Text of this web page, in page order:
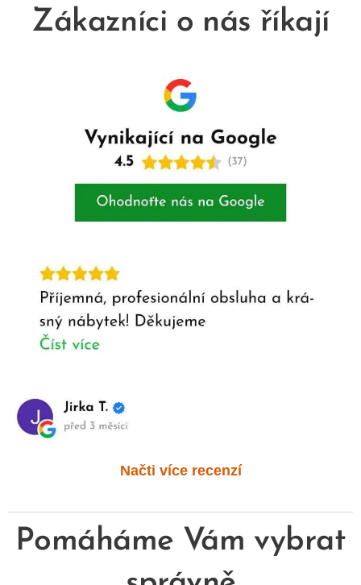
Zákazníci o nás říkají
Načti více recenzí
Pomáháme Vám vybrat